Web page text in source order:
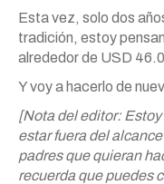
Esta vez, solo dos
tradición, estoy
alrededor de USD
Y voy a hacerlo de
[Nota del editor:
estar fuera del
padres que quieran
recuerda que puedes